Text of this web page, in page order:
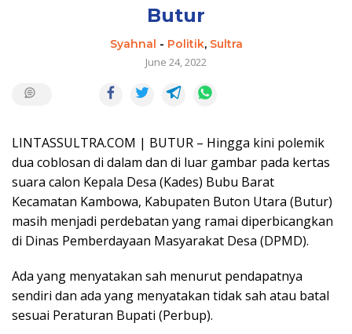
Butur
Syahnal - Politik, Sultra
June 24, 2022
LINTASSULTRA.COM | BUTUR – Hingga kini polemik
dua coblosan di dalam dan di luar gambar pada kertas
suara calon Kepala Desa (Kades) Bubu Barat
Kecamatan Kambowa, Kabupaten Buton Utara (Butur)
masih menjadi perdebatan yang ramai diperbicangkan
di Dinas Pemberdayaan Masyarakat Desa (DPMD).
Ada yang menyatakan sah menurut pendapatnya
sendiri dan ada yang menyatakan tidak sah atau batal
sesuai Peraturan Bupati (Perbup).